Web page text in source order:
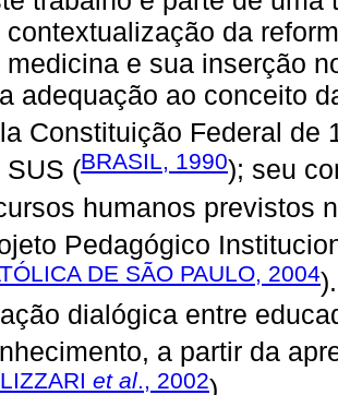
contextualização da
medicina e sua inserção
adequação ao conceito
Constituição Federal de
SUS (BRASIL, 1990); seu
humanos previstos
Pedagógico
DE SÃO PAULO, 2004
dialógica entre
a partir da
et al., 2002).